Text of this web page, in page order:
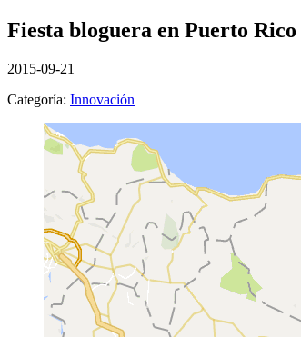
Fiesta bloguera en Puerto Rico
2015-09-21
Categoría: Innovación